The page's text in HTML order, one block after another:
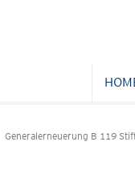
Generalerneuerung B 119